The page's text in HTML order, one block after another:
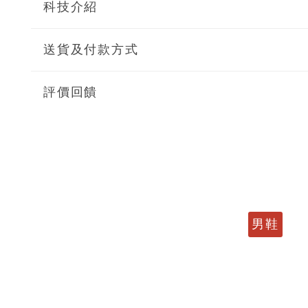
科技介紹
送貨及付款方式
評價回饋
男鞋